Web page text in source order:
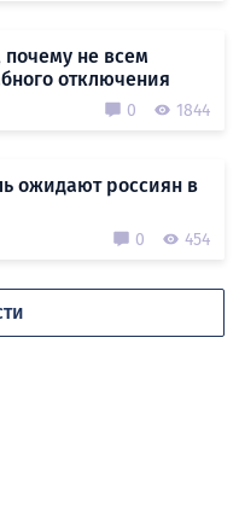
не всем
отключения
0 1844
ожидают россиян в
0 454